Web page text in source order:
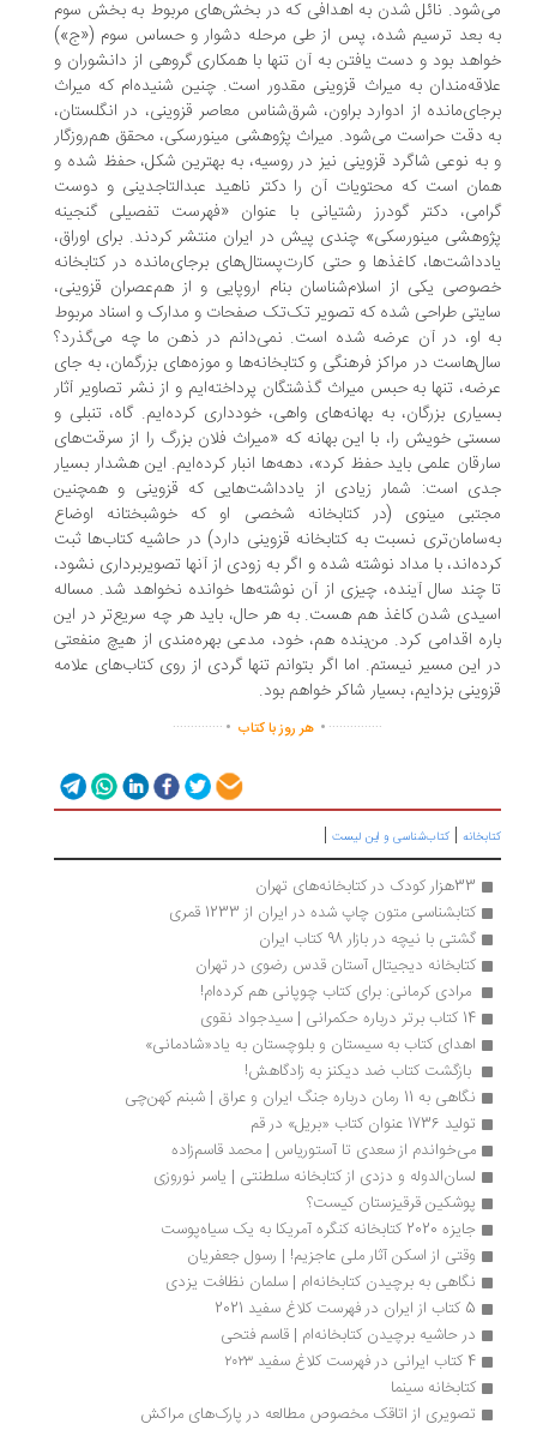
نائل شدن به اهدافی که در بخش‌های مربوط به بخش سوم
بعد ترسیم شده، پس از طی مرحله دشوار و حساس سوم («ج»)
بود و دست یافتن به آن تنها با همکاری گروهی از دانشوران و
به میراث قزوینی مقدور است. چنین شنیده‌ام که میراث
از ادوارد براون، شرق‌شناس معاصر قزوینی، در انگلستان،
دقت حراست می‌شود. میراث پژوهشی مینورسکی، محقق هم‌روزگار
‌نوعی شاگرد قزوینی نیز در روسیه، به بهترین شکل، حفظ شده و
است که محتویات آن را دکتر ناهید عبدالتاجدینی و دوست
دکتر گودرز رشتیانی با عنوان «فهرست تفصیلی گنجینه
مینورسکی» چندی پیش در ایران منتشر کردند. برای اوراق،
کاغذها و حتی کارت‌پستال‌های برجای‌مانده در کتابخانه
یکی از اسلام‌شناسان بنام اروپایی و از هم‌عصران قزوینی،
طراحی شده که تصویر تک‌تک صفحات و مدارک و اسناد مربوط
او، در آن عرضه شده است. نمی‌دانم در ذهن ما چه می‌گذرد؟
در مراکز فرهنگی و کتابخانه‌ها و موزه‌های بزرگمان، به جای
تنها به حبس میراث گذشتگان پرداخته‌ایم و از نشر تصاویر آثار
بسیاری بزرگان، به بهانه‎‌های واهی، خودداری کرده‌ایم. گاه، تنبلی و
خویش را، با این بهانه که «میراث فلان بزرگ را از سرقت‌های
علمی باید حفظ کرد»، دهه‌ها انبار کرده‌ایم. این هشدار بسیار
است: شمار زیادی از یادداشت‌هایی که قزوینی و همچنین
مینوی (در کتابخانه شخصی او که خوشبختانه اوضاع
نسبت به کتابخانه قزوینی دارد) در حاشیه کتاب‌ها ثبت
با مداد نوشته شده و اگر به زودی از آنها تصویربرداری نشود،
چند سال آینده، چیزی از آن نوشته‌ها خوانده نخواهد شد. مساله
شدن کاغذ هم هست. به هر حال، باید هر چه سریع‌تر در این
اقدامی کرد. من‌بنده هم، خود، مدعی بهره‌مندی از هیچ منفعتی
این مسیر نیستم. اما اگر بتوانم تنها گردی از روی کتاب‌های علامه
بزدایم، بسیار شاکر خواهم بود.
...............
. هر روز با کتاب.
..............
|کتاب‌شناسی و این لیست |
کتابشناسی متون چاپ شده در ایران از 1233 قمری
گشتی با نیچه در بازار 98 کتاب ایران
کتابخانه دیجیتال آستان قدس رضوی در تهران
مرادی کرمانی: برای کتاب چوپانی هم کرده‌ام!
اهدای کتاب به سیستان و بلوچستان به یاد«شادمانی»
بازگشت کتاب ضد دیکنز به زادگاهش!
نگاهی به 11 رمان درباره جنگ ایران و عراق | شبنم کهن‌چی
تولید 1736 عنوان کتاب «بریل» در قم
می‌خواندم از سعدی تا آستوریاس | محمد قاسم‌زاده
لسان‌الدوله و دزدی از کتابخانه سلطنتی | یاسر نوروزی
پوشکین قرقیزستان کیست؟
جایزه 2020 کتابخانه کنگره آمریکا به یک سیاه‌پوست
وقتی از اسکن آثار ملی عاجزیم! | رسول جعفریان
نگاهی به برچیدن کتابخانه‌ام | سلمان نظافت یزدی
در حاشیه‌ برچیدن کتابخانه‌ام | قاسم فتحی
کتابخانه سینما
تصویری از اتاقک‌ مخصوص مطالعه در پارک‌های مراکش